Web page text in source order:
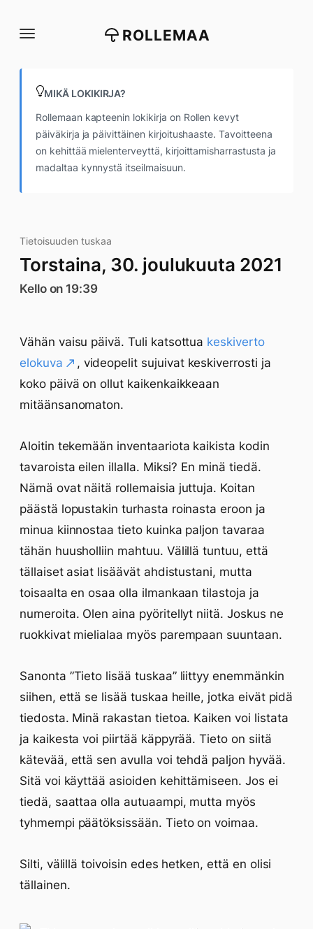
suoraan
ROLLEMAA
MIKÄ LOKIKIRJA?
Rollemaan kapteenin lokikirja on Rollen kevyt
päiväkirja ja päivittäinen kirjoitushaaste. Tavoitteena
on kehittää mielenterveyttä, kirjoittamisharrastusta ja
madaltaa kynnystä itseilmaisuun.
Tietoisuuden tuskaa
Torstaina, 30. joulukuuta 2021
Kello on 19:39
Vähän vaisu päivä. Tuli katsottua keskiverto
elokuva
, videopelit sujuivat keskiverrosti ja
koko päivä on ollut kaikenkaikkeaan
mitäänsanomaton.
Aloitin tekemään inventaariota kaikista kodin
tavaroista eilen illalla. Miksi? En minä tiedä.
Nämä ovat näitä rollemaisia juttuja. Koitan
päästä lopustakin turhasta roinasta eroon ja
minua kiinnostaa tieto kuinka paljon tavaraa
tähän huusholliin mahtuu. Välillä tuntuu, että
tällaiset asiat lisäävät ahdistustani, mutta
toisaalta en osaa olla ilmankaan tilastoja ja
numeroita. Olen aina pyöritellyt niitä. Joskus ne
ruokkivat mielialaa myös parempaan suuntaan.
Sanonta ”Tieto lisää tuskaa” liittyy enemmänkin
siihen, että se lisää tuskaa heille, jotka eivät pidä
tiedosta. Minä rakastan tietoa. Kaiken voi listata
ja kaikesta voi piirtää käppyrää. Tieto on siitä
kätevää, että sen avulla voi tehdä paljon hyvää.
Sitä voi käyttää asioiden kehittämiseen. Jos ei
tiedä, saattaa olla autuaampi, mutta myös
tyhmempi päätöksissään. Tieto on voimaa.
Silti, välillä toivoisin edes hetken, että en olisi
tällainen.